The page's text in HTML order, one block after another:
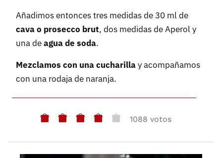
Añadimos entonces tres medidas de 30 ml de
cava o prosecco brut, dos medidas de Aperol y
una deagua de soda.
Mezclamos con una cucharillay acompañamos
con una rodaja de naranja.
1088 votos